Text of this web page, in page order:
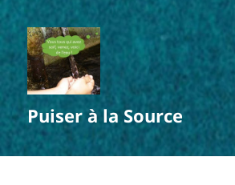
Puiser à la Source